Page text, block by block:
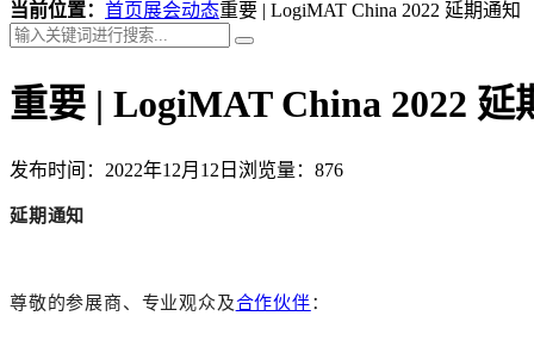
当前位置： 首页展会动态重要 | LogiMAT China 2022 延期通知
重要 | LogiMAT China 2022 延
发布时间：2022年12月12日 浏览量：876
延期通知
尊敬的参展商、专业观众及合作伙伴：